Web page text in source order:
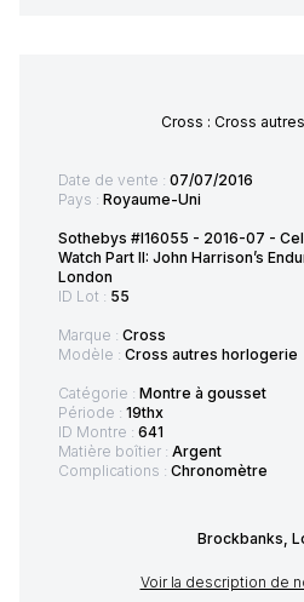
Cross : Cross
Date de vente : 07/07/2016
Pays : Royaume-Uni
Sothebys #I16055 - 2016-07 -
Watch Part II: John Harrison’s
London
ID Lot : 55
Marque : Cross
Modèle : Cross autres horlogerie
Catégorie : Montre à gousset
Période : 19thx
ID Montre : 641
Matière boîtier : Argent
Complications : Chronomètre
Brockbanks,
Voir la description de